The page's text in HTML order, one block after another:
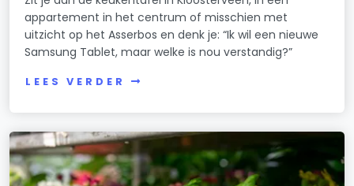
appartement in het centrum of misschien met
uitzicht op het Asserbos en denk je: “Ik wil een nieuwe
Samsung Tablet, maar welke is nou verstandig?”
LEES VERDER